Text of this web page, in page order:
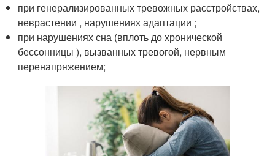
при генерализированных тревожных расстройствах,
неврастении , нарушениях адаптации ;
при нарушениях сна (вплоть до хронической
бессонницы ), вызванных тревогой, нервным
перенапряжением;